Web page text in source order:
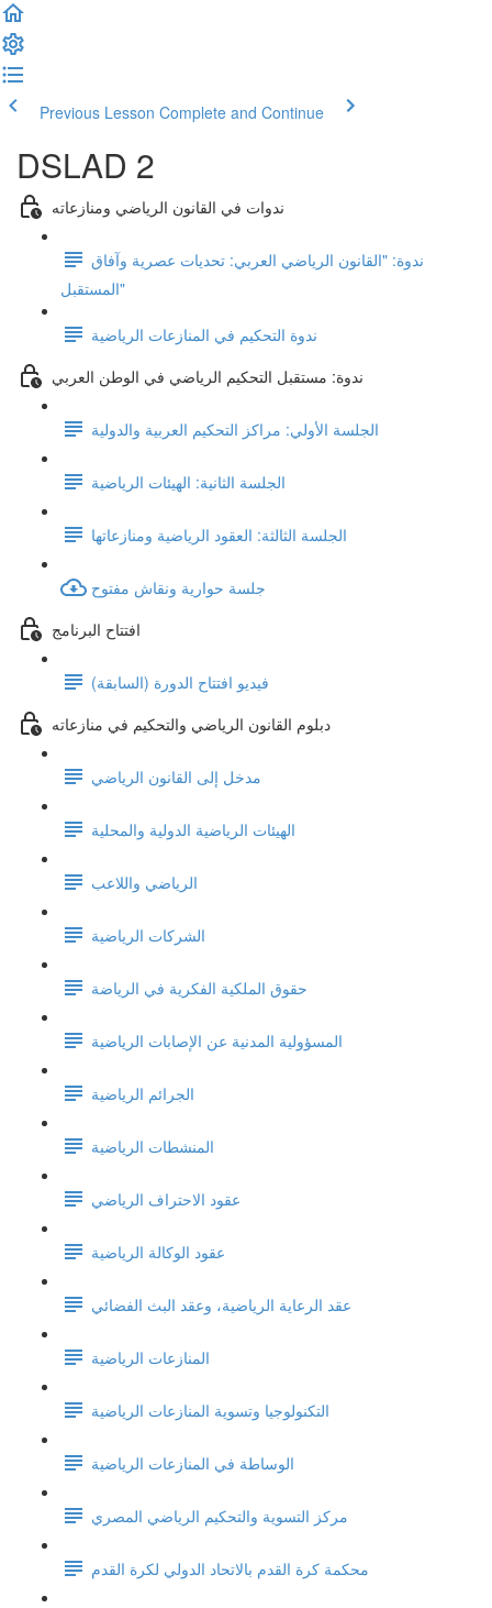
Previous Lesson Complete and Continue
DSLAD 2
ندوات في القانون الرياضي ومنازعاته
ندوة: "القانون الرياضي العربي: تحديات عصرية وآفاق
المستقبل"
ندوة التحكيم في المنازعات الرياضية
ندوة: مستقبل التحكيم الرياضي في الوطن العربي
الجلسة الأولي: مراكز التحكيم العربية والدولية
الجلسة الثانية: الهيئات الرياضية
الجلسة الثالثة: العقود الرياضية ومنازعاتها
جلسة حوارية ونقاش مفتوح
افتتاح البرنامج
فيديو افتتاح الدورة (السابقة)
دبلوم القانون الرياضي والتحكيم في منازعاته
مدخل إلى القانون الرياضي
الهيئات الرياضية الدولية والمحلية
الرياضي واللاعب
الشركات الرياضية
حقوق الملكية الفكرية في الرياضة
المسؤولية المدنية عن الإصابات الرياضية
الجرائم الرياضية
المنشطات الرياضية
عقود الاحتراف الرياضي
عقود الوكالة الرياضية
عقد الرعاية الرياضية، وعقد البث الفضائي
المنازعات الرياضية
التكنولوجيا وتسوية المنازعات الرياضية
الوساطة في المنازعات الرياضية
مركز التسوية والتحكيم الرياضي المصري
محكمة كرة القدم بالاتحاد الدولي لكرة القدم